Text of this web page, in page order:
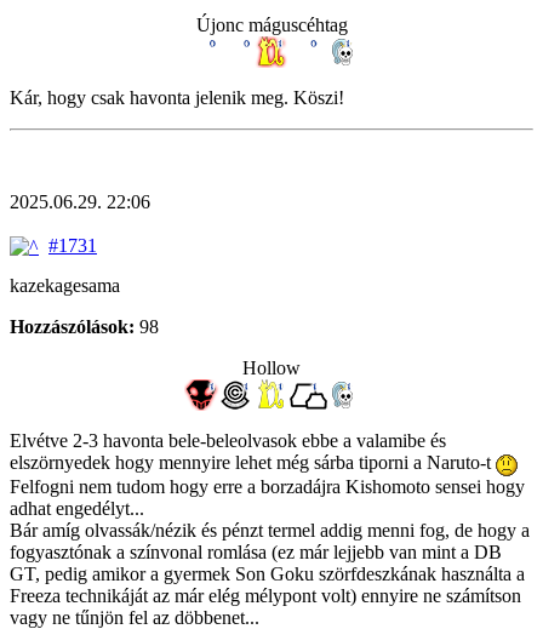
Újonc máguscéhtag
Kár, hogy csak havonta jelenik meg. Köszi!
2025.06.29. 22:06
#1731
kazekagesama
Hozzászólások: 98
Hollow
Elvétve 2-3 havonta bele-beleolvasok ebbe a valamibe és
elszörnyedek hogy mennyire lehet még sárba tiporni a Naruto-t
Felfogni nem tudom hogy erre a borzadájra Kishomoto sensei hogy
adhat engedélyt...
Bár amíg olvassák/nézik és pénzt termel addig menni fog, de hogy a
fogyasztónak a színvonal romlása (ez már lejjebb van mint a DB
GT, pedig amikor a gyermek Son Goku szörfdeszkának használta a
Freeza technikáját az már elég mélypont volt) ennyire ne számítson
vagy ne tűnjön fel az döbbenet...